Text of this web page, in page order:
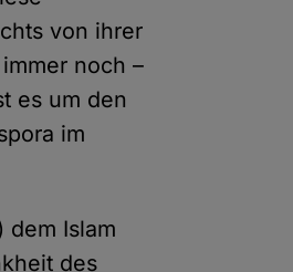
von ihrer
noch –
es um den
im
dem Islam
des